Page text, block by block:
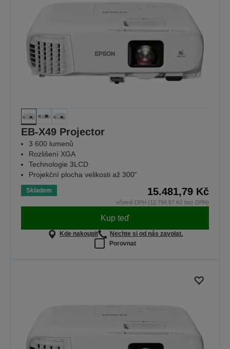
EB-X49 Projector
3 600 lumenů
Rozlišení XGA
Technologie 3LCD
Projekční plocha velikosti až 300"
Skladem 15.481,79 Kč
včetně DPH (12.794,87 Kč bez DPH)
Kup teď
Kde nakoupit
Nechte si od nás zavolat.
Porovnat